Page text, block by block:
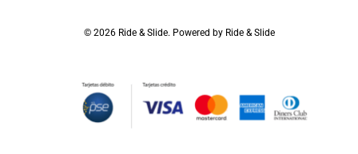
© 2026 Ride & Slide. Powered by Ride & Slide